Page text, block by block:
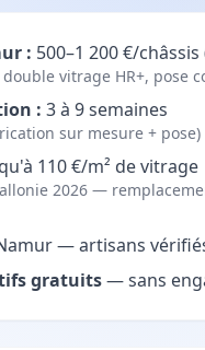
: 500–1 200 €/
double vitrage HR+, pose
: 3 à 9 semaines
sur mesure + pose)
110 €/m² de vitrage
2026 —
— artisans
gratuits— sans